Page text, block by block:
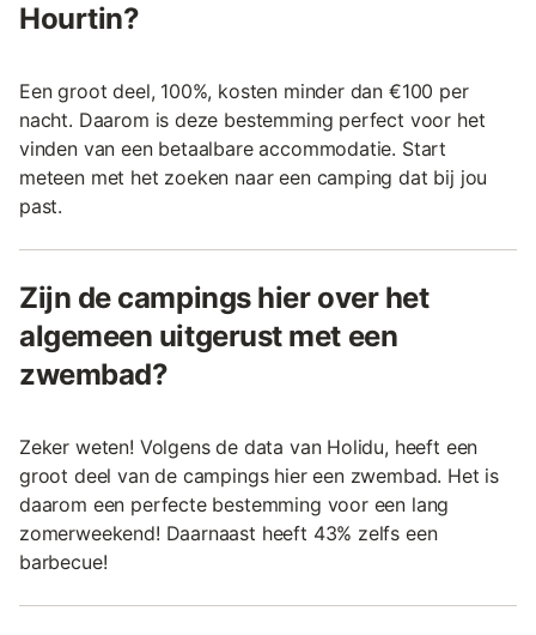
Hourtin?
Een groot deel, 100%, kosten minder dan €100 per
nacht. Daarom is deze bestemming perfect voor het
vinden van een betaalbare accommodatie. Start
meteen met het zoeken naar een camping dat bij jou
past.
Zijn de campings hier over het
algemeen uitgerust met een
zwembad?
Zeker weten! Volgens de data van Holidu, heeft een
groot deel van de campings hier een zwembad. Het is
daarom een perfecte bestemming voor een lang
zomerweekend! Daarnaast heeft 43% zelfs een
barbecue!